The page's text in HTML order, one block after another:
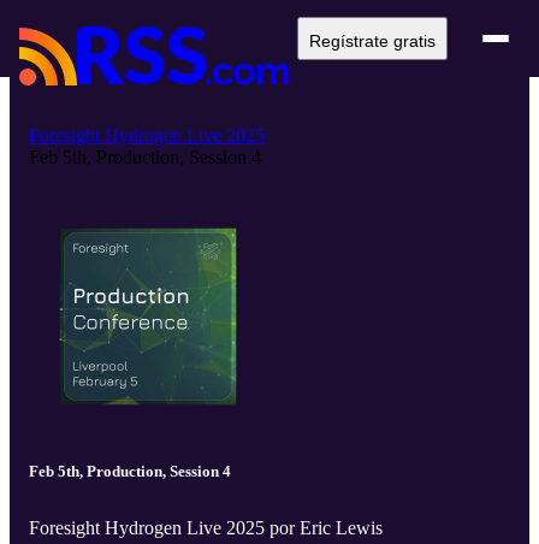
Regístrate gratis
Foresight Hydrogen Live 2025
Feb 5th, Production, Session 4
Feb 5th, Production, Session 4
Foresight Hydrogen Live 2025 por Eric Lewis